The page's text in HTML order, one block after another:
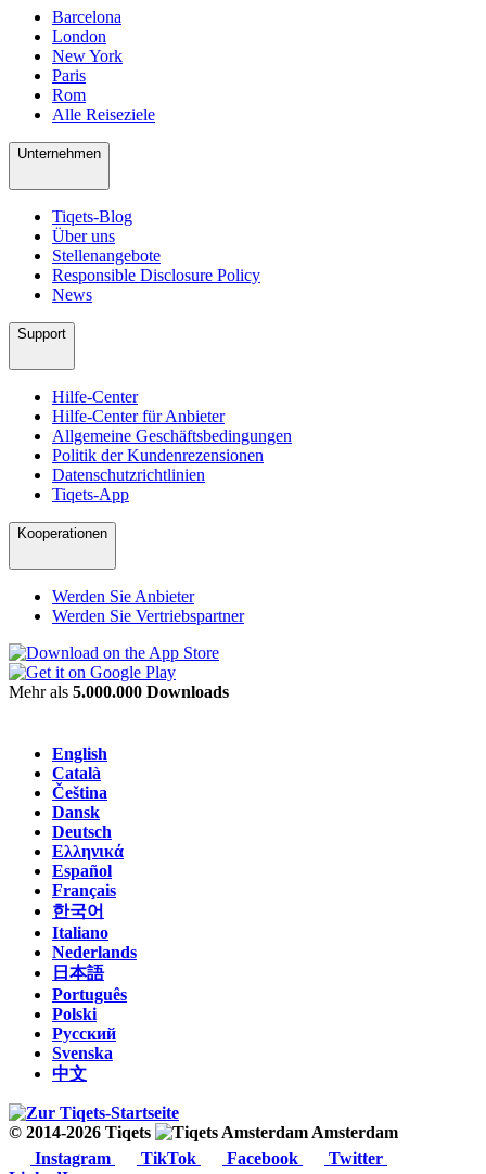
Barcelona
London
New York
Paris
Rom
Alle Reiseziele
Unternehmen
Tiqets-Blog
Über uns
Stellenangebote
Responsible Disclosure Policy
News
Support
Hilfe-Center
Hilfe-Center für Anbieter
Allgemeine Geschäftsbedingungen
Politik der Kundenrezensionen
Datenschutzrichtlinien
Tiqets-App
Kooperationen
Werden Sie Anbieter
Werden Sie Vertriebspartner
Mehr als 5.000.000 Downloads
English
Català
Čeština
Dansk
Deutsch
Ελληνικά
Español
Français
한국어
Italiano
Nederlands
日本語
Português
Polski
Русский
Svenska
中文
© 2014-2026 Tiqets
Amsterdam
Instagram
TikTok Facebook
Twitter